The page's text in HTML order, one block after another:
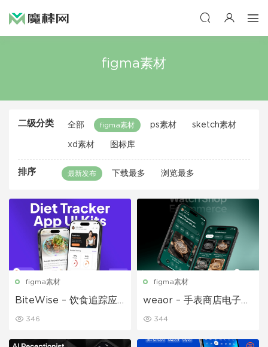
figma素材
二级分类 全部 figma素材 ps素材 sketch素材
xd素材 图标库
排序 最新发布 下载最多 浏览最多
figma素材
BiteWise – 饮食追踪应
346
figma素材
weaor – 手表商店电子商
344